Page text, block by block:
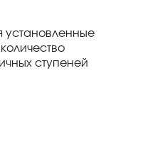
установленные
ступеней